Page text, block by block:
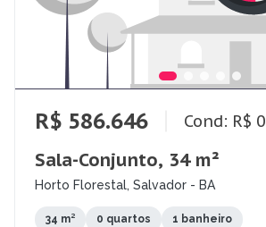
R$ 586.646 Cond: R$ 0
Sala-Conjunto, 34 m²
Horto Florestal, Salvador - BA
34 m² 0 quartos 1 banheiro